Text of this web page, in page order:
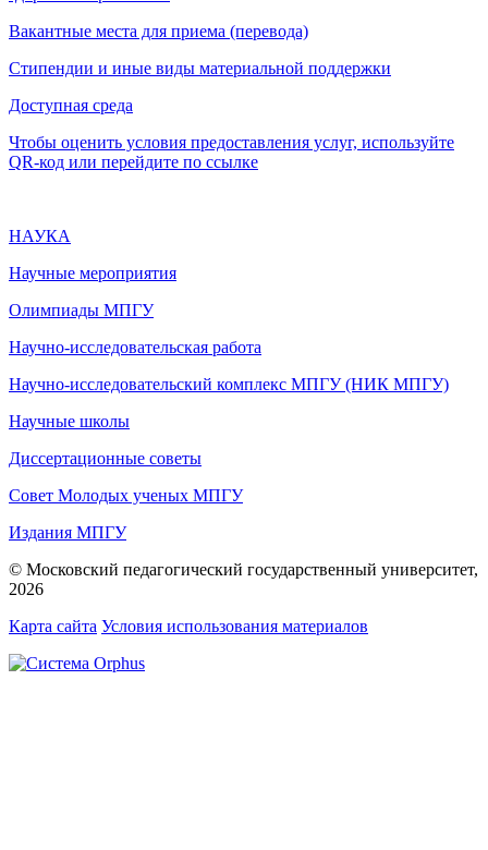
Вакантные места для приема (перевода)
Стипендии и иные виды материальной поддержки
Доступная среда
Чтобы оценить условия предоставления услуг, используйте
QR-код или перейдите по ссылке
НАУКА
Научные мероприятия
Олимпиады МПГУ
Научно-исследовательская работа
Научно-исследовательский комплекс МПГУ (НИК МПГУ)
Научные школы
Диссертационные советы
Совет Молодых ученых МПГУ
Издания МПГУ
© Московский педагогический государственный университет,
2026
Карта сайта Условия использования материалов